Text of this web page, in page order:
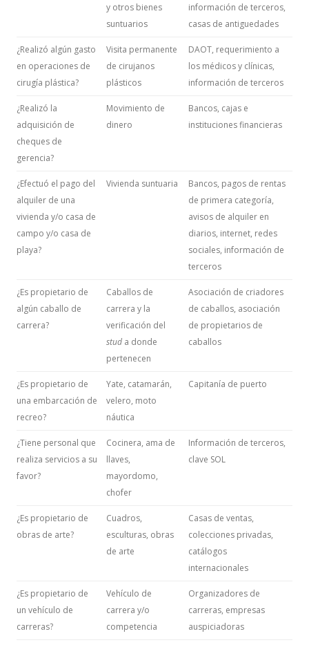
y otros bienes
suntuarios
información de terceros,
casas de antiguedades
¿Realizó algún gasto
en operaciones de
cirugía plástica?
Visita permanente
de cirujanos
plásticos
DAOT, requerimiento a
los médicos y clínicas,
información de terceros
¿Realizó la
adquisición de
cheques de
gerencia?
Movimiento de
dinero
Bancos, cajas e
instituciones financieras
¿Efectuó el pago del
alquiler de una
vivienda y/o casa de
campo y/o casa de
playa?
Vivienda suntuaria
Bancos, pagos de rentas
de primera categoría,
avisos de alquiler en
diarios, internet, redes
sociales, información de
terceros
¿Es propietario de
algún caballo de
carrera?
Caballos de
carrera y la
verificación del
stud a donde
pertenecen
Asociación de criadores
de caballos, asociación
de propietarios de
caballos
¿Es propietario de
una embarcación de
recreo?
Yate, catamarán,
velero, moto
náutica
Capitanía de puerto
¿Tiene personal que
realiza servicios a su
favor?
Cocinera, ama de
llaves,
mayordomo,
chofer
Información de terceros,
clave SOL
¿Es propietario de
obras de arte?
Cuadros,
esculturas, obras
de arte
Casas de ventas,
colecciones privadas,
catálogos
internacionales
¿Es propietario de
un vehículo de
carreras?
Vehículo de
carrera y/o
competencia
Organizadores de
carreras, empresas
auspiciadoras